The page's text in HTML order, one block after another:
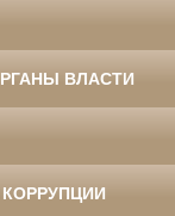
ВЛАСТИ